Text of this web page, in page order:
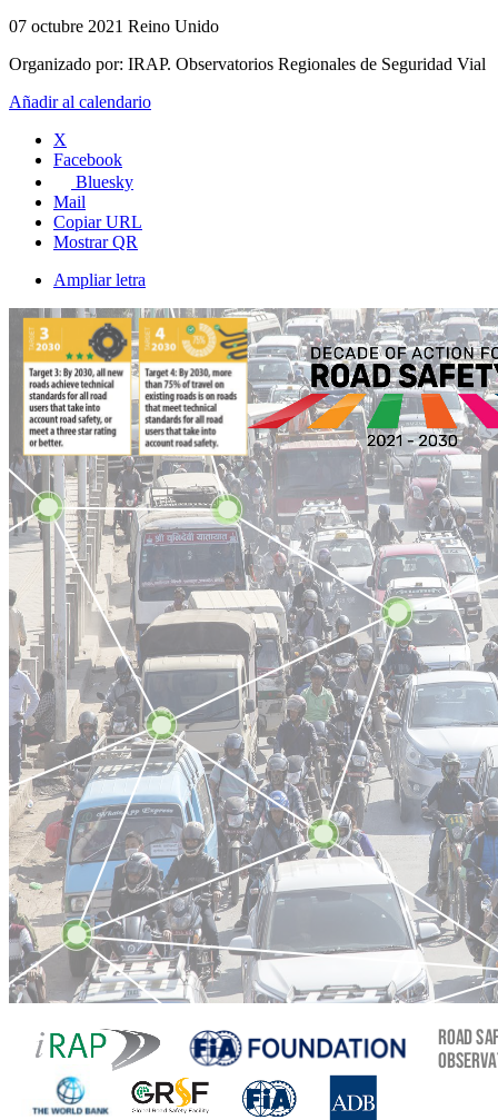
07 octubre 2021 Reino Unido
Organizado por: IRAP. Observatorios Regionales de Seguridad Vial
Añadir al calendario
X
Facebook
Bluesky
Mail
Copiar URL
Mostrar QR
Ampliar letra